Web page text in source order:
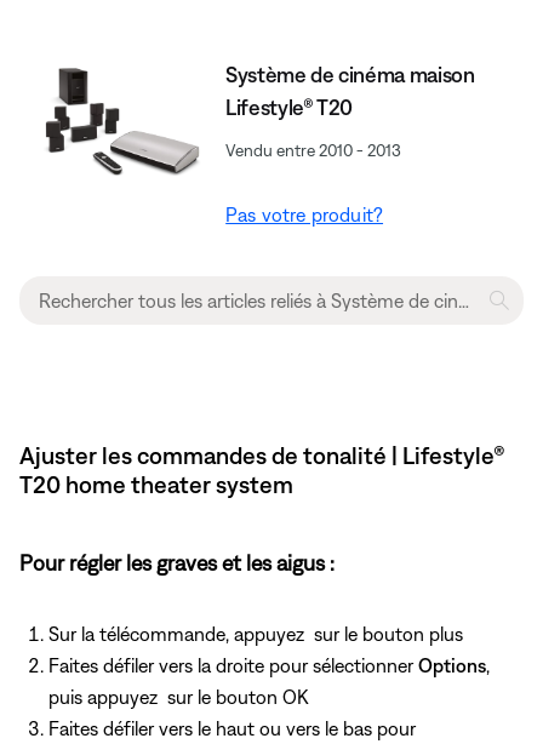
Système de cinéma maison
Lifestyle® T20
Vendu entre 2010 - 2013
Pas votre produit?
Ajuster les commandes de tonalité | Lifestyle®
T20 home theater system
Pour régler les graves et les aigus :
Sur la télécommande, appuyez sur le bouton plus
Faites défiler vers la droite pour sélectionnerOptions
puis appuyez sur le bouton OK
Faites défiler vers le haut ou vers le bas pour